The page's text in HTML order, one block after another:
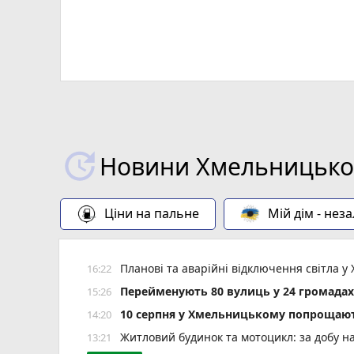
Новини
Ціни на пальне Мій дім -
16:22 Планові та аварійні відключення
15:26 Перейменують 80 вулиць у 24
14:20 10 серпня у Хмельницькому
13:21 Житловий будинок та мотоцикл: за добу